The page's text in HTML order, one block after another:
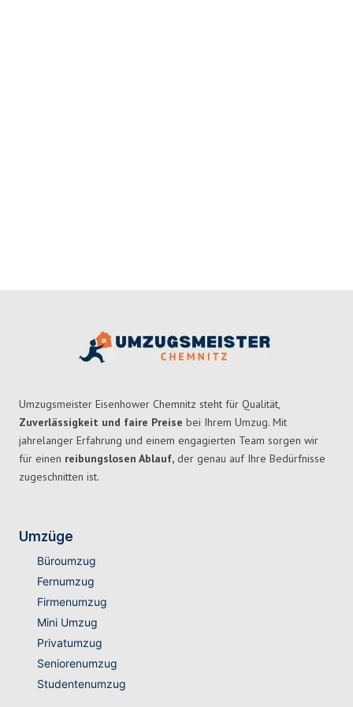
Umzugsmeister Eisenhower Chemnitz steht für Qualität,
Zuverlässigkeit und faire Preise bei Ihrem Umzug. Mit
jahrelanger Erfahrung und einem engagierten Team sorgen wir
für einen reibungslosen Ablauf, der genau auf Ihre Bedürfnisse
zugeschnitten ist.
Umzüge
Büroumzug
Fernumzug
Firmenumzug
Mini Umzug
Privatumzug
Seniorenumzug
Studentenumzug